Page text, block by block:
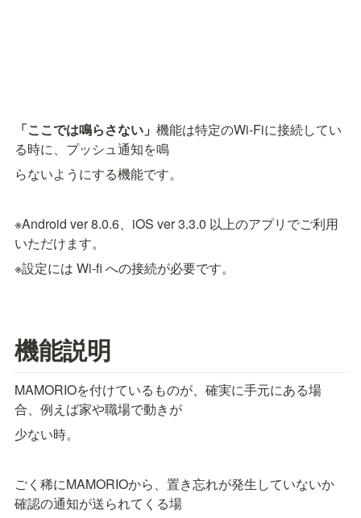
「ここでは鳴らさない」 機能は特定のWi-Fiに接続してい
る時に、プッシュ通知を鳴
らないようにする機能です。
※Android ver 8.0.6、iOS ver 3.3.0 以上のアプリでご利用
いただけます。
※設定には Wi-fi への接続が必要です。
機能説明
MAMORIOを付けているものが、確実に手元にある場
合、例えば家や職場で動きが
少ない時。
ごく稀にMAMORIOから、置き忘れが発生していないか
確認の通知が送られてくる場